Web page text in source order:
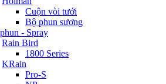
Cuộn vòi tưới
Bộ phun sương
- Spray
Rain Bird
1800 Series
KRain
Pro-S